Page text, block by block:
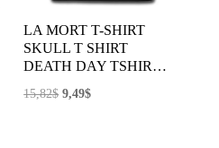
LA MORT T-SHIRT
SKULL T SHIRT
DEATH DAY TSHIR…
15,82$ El
9,49$El